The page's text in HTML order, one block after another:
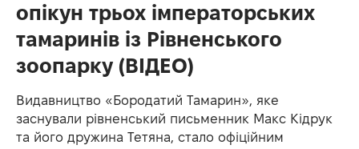
опікун трьох імператорських
тамаринів із Рівненського
зоопарку (ВІДЕО)
Видавництво «Бородатий Тамарин», яке
заснували рівненський письменник Макс Кідрук
та його дружина Тетяна, стало офіційним